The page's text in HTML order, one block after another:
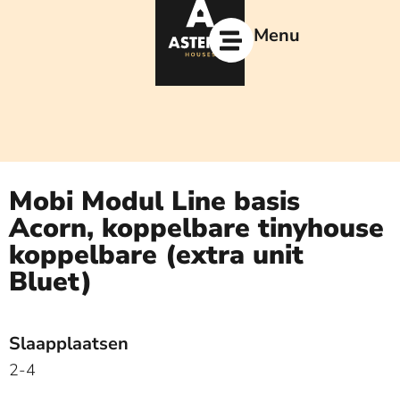
Menu
Mobi Modul Line basis
Acorn, koppelbare tinyhouse
koppelbare (extra unit
Bluet)
Slaapplaatsen
2-4